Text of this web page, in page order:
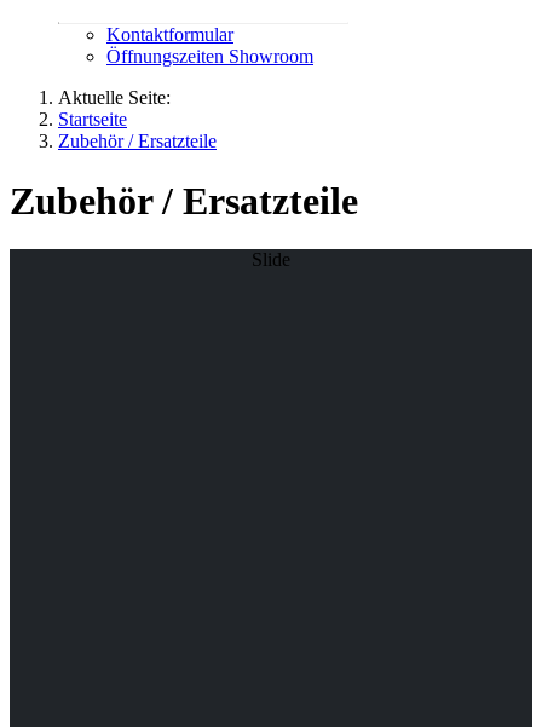
Kontaktformular
Öffnungszeiten Showroom
Aktuelle Seite:
Startseite
Zubehör / Ersatzteile
Zubehör / Ersatzteile
Slide